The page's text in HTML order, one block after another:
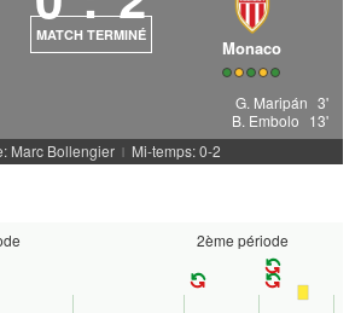
MATCH TERMINÉ
Monaco
G. Maripán 3'
B. Embolo 13'
Marc Bollengier | Mi-temps: 0-2
2ème période